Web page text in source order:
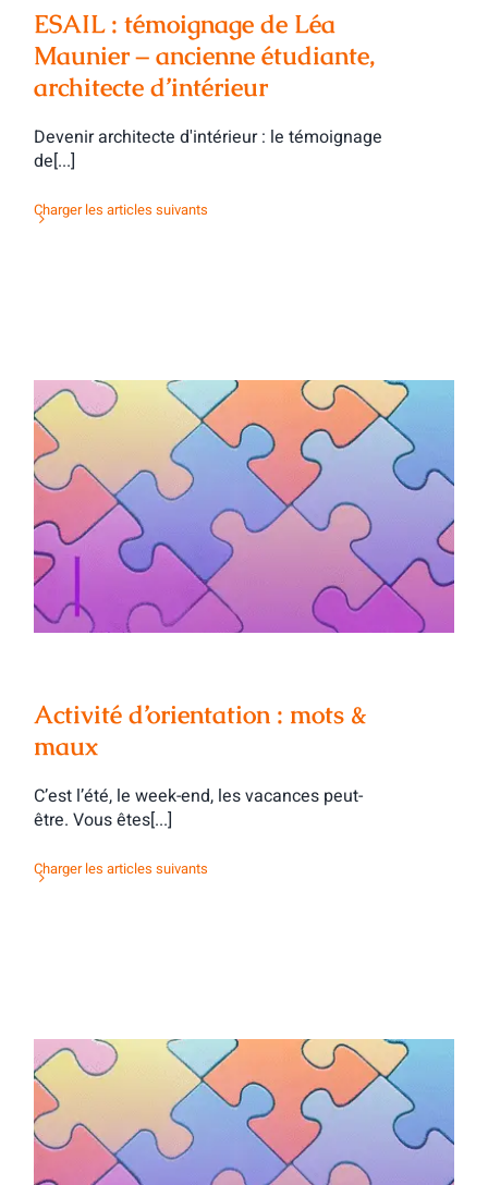
ESAIL : témoignage de Léa
Maunier – ancienne étudiante,
architecte d’intérieur
Devenir architecte d'intérieur : le témoignage
de[...]
Charger les articles suivants
Activité d’orientation : mots & maux
Activité d’orientation : mots &
maux
C’est l’été, le week-end, les vacances peut-
être. Vous êtes[...]
Charger les articles suivants
Activité d’orientation : des contacts tous